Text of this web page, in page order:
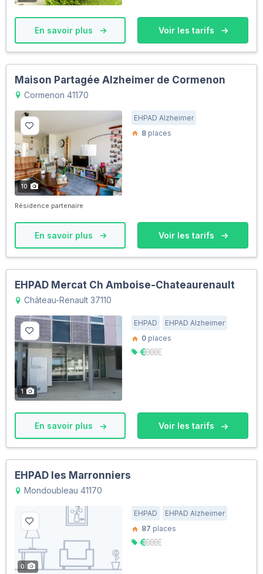
En savoir plus Voir les tarifs
Maison Partagée Alzheimer de Cormenon
Cormenon 41170
10
EHPAD Alzheimer
8 places
Résidence partenaire
En savoir plus Voir les tarifs
EHPAD Mercat Ch Amboise-Chateaurenault
Château-Renault 37110
1
EHPAD
EHPAD Alzheimer
0 places
En savoir plus Voir les tarifs
EHPAD les Marronniers
Mondoubleau 41170
0
EHPAD
EHPAD Alzheimer
87 places